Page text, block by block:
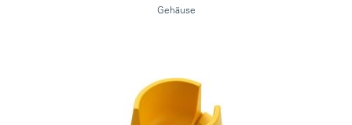
Gehäuse